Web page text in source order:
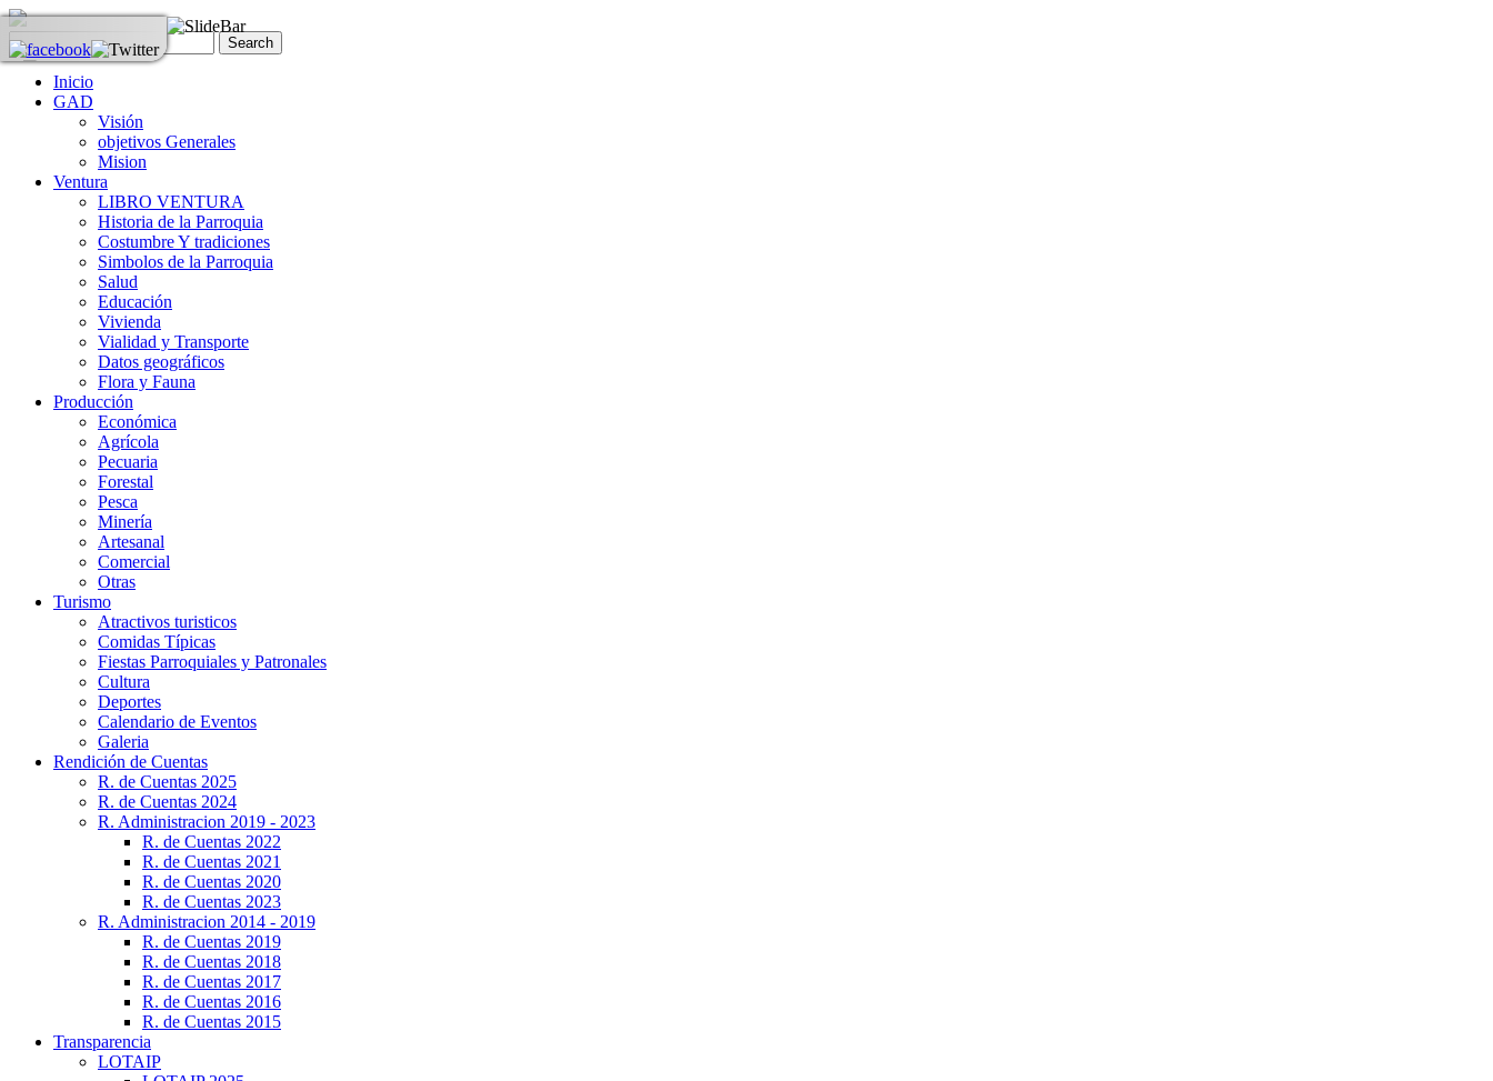
Inicio
GAD
Visión
objetivos Generales
Mision
Ventura
LIBRO VENTURA
Historia de la Parroquia
Costumbre Y tradiciones
Simbolos de la Parroquia
Salud
Educación
Vivienda
Vialidad y Transporte
Datos geográficos
Flora y Fauna
Producción
Económica
Agrícola
Pecuaria
Forestal
Pesca
Minería
Artesanal
Comercial
Otras
Turismo
Atractivos turisticos
Comidas Típicas
Fiestas Parroquiales y Patronales
Cultura
Deportes
Calendario de Eventos
Galeria
Rendición de Cuentas
R. de Cuentas 2025
R. de Cuentas 2024
R. Administracion 2019 - 2023
R. de Cuentas 2022
R. de Cuentas 2021
R. de Cuentas 2020
R. de Cuentas 2023
R. Administracion 2014 - 2019
R. de Cuentas 2019
R. de Cuentas 2018
R. de Cuentas 2017
R. de Cuentas 2016
R. de Cuentas 2015
Transparencia
LOTAIP